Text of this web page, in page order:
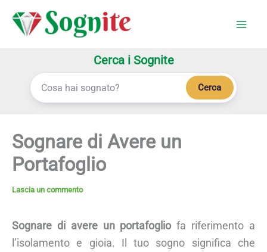
Cerca i Sognite
Cerca
Sognare di Avere un
Portafoglio
Lascia un commento
Sognare di avere un portafogliofa riferimento a
l’isolamento e gioia. Il tuo sogno significa che